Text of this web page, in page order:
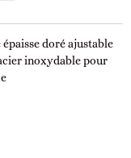
épaisse doré ajustable
inoxydable pour